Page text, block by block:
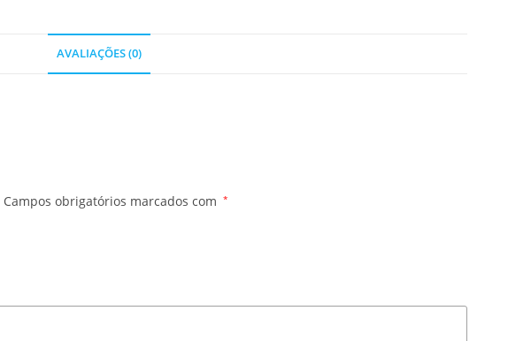
AVALIAÇÕES (0)
Campos obrigatórios marcados com *